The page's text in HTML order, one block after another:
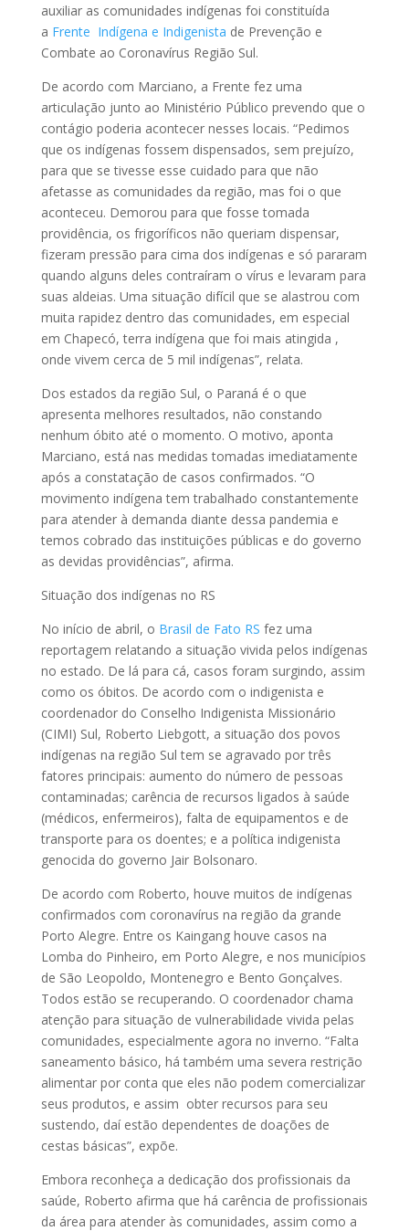
auxiliar as comunidades indígenas foi constituída
a Frente Indígena e Indigenista de Prevenção e
Combate ao Coronavírus Região Sul.
De acordo com Marciano, a Frente fez uma
articulação junto ao Ministério Público prevendo que o
contágio poderia acontecer nesses locais. “Pedimos
que os indígenas fossem dispensados, sem prejuízo,
para que se tivesse esse cuidado para que não
afetasse as comunidades da região, mas foi o que
aconteceu. Demorou para que fosse tomada
providência, os frigoríficos não queriam dispensar,
fizeram pressão para cima dos indígenas e só pararam
quando alguns deles contraíram o vírus e levaram para
suas aldeias. Uma situação difícil que se alastrou com
muita rapidez dentro das comunidades, em especial
em Chapecó, terra indígena que foi mais atingida ,
onde vivem cerca de 5 mil indígenas”, relata.
Dos estados da região Sul, o Paraná é o que
apresenta melhores resultados, não constando
nenhum óbito até o momento. O motivo, aponta
Marciano, está nas medidas tomadas imediatamente
após a constatação de casos confirmados. “O
movimento indígena tem trabalhado constantemente
para atender à demanda diante dessa pandemia e
temos cobrado das instituições públicas e do governo
as devidas providências”, afirma.
Situação dos indígenas no RS
No início de abril, o Brasil de Fato RS fez uma
reportagem relatando a situação vivida pelos indígenas
no estado. De lá para cá, casos foram surgindo, assim
como os óbitos. De acordo com o indigenista e
coordenador do Conselho Indigenista Missionário
(CIMI) Sul, Roberto Liebgott, a situação dos povos
indígenas na região Sul tem se agravado por três
fatores principais: aumento do número de pessoas
contaminadas; carência de recursos ligados à saúde
(médicos, enfermeiros), falta de equipamentos e de
transporte para os doentes; e a política indigenista
genocida do governo Jair Bolsonaro.
De acordo com Roberto, houve muitos de indígenas
confirmados com coronavírus na região da grande
Porto Alegre. Entre os Kaingang houve casos na
Lomba do Pinheiro, em Porto Alegre, e nos municípios
de São Leopoldo, Montenegro e Bento Gonçalves.
Todos estão se recuperando. O coordenador chama
atenção para situação de vulnerabilidade vivida pelas
comunidades, especialmente agora no inverno. “Falta
saneamento básico, há também uma severa restrição
alimentar por conta que eles não podem comercializar
seus produtos, e assim obter recursos para seu
sustendo, daí estão dependentes de doações de
cestas básicas”, expõe.
Embora reconheça a dedicação dos profissionais da
saúde, Roberto afirma que há carência de profissionais
da área para atender às comunidades, assim como a